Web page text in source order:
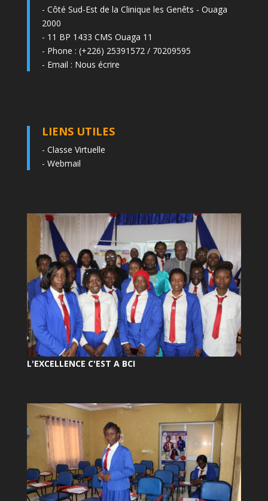
- Côté Sud-Est de la Clinique les Genêts - Ouaga
2000
- 11 BP 1433 CMS Ouaga 11
- Phone : (+226) 25391572 / 70209595
- Email : Nous écrire
LIENS UTILES
- Classe Virtuelle
- Webmail
L'EXCELLENCE C'EST A BCI